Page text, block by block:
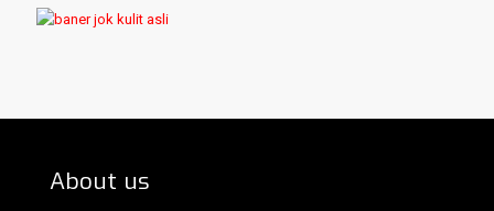
About us